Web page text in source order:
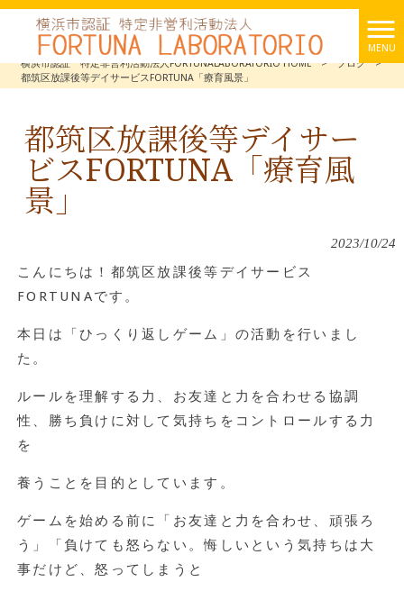
MENU
横浜市認証 特定非営利活動法人FORTUNALABORATORIO HOME
> ブログ
>
都筑区放課後等デイサービスFORTUNA「療育風景」
都筑区放課後等デイサー
ビスFORTUNA「療育風
景」
2023/10/24
こんにちは！都筑区放課後等デイサービス
FORTUNAです。
本日は「ひっくり返しゲーム」の活動を行いまし
た。
ルールを理解する力、お友達と力を合わせる協調
性、勝ち負けに対して気持ちをコントロールする力
を
養うことを目的としています。
ゲームを始める前に「お友達と力を合わせ、頑張ろ
う」「負けても怒らない。悔しいという気持ちは大
事だけど、怒ってしまうと